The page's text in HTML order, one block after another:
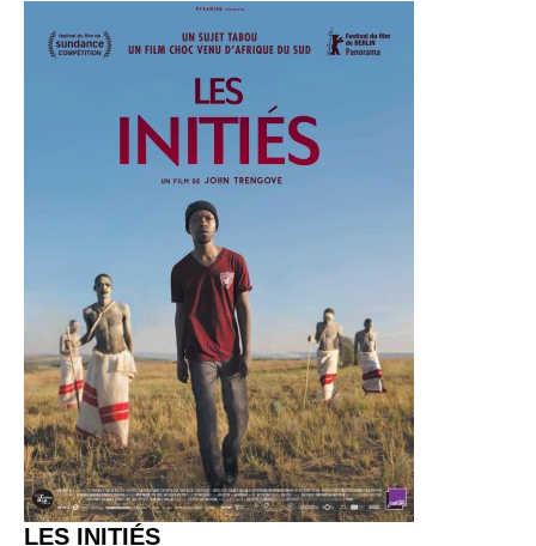
LES INITIÉS